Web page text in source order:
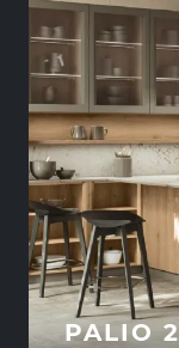
PALIO 2